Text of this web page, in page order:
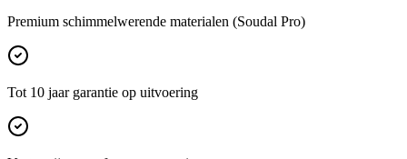
Premium schimmelwerende materialen (Soudal Pro)
Tot 10 jaar garantie op uitvoering